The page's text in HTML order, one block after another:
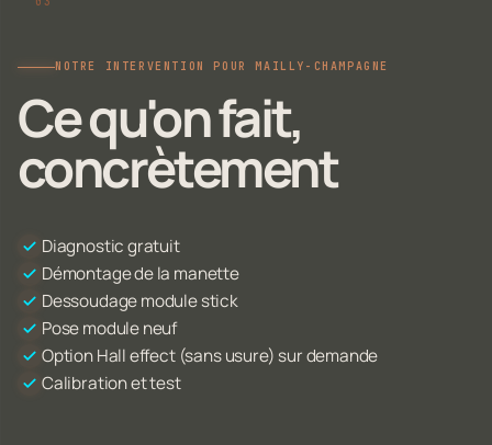
NOTRE INTERVENTION POUR MAILLY-CHAMPAGNE
Ce qu'on fait,
concrètement
Diagnostic gratuit
Démontage de la manette
Dessoudage module stick
Pose module neuf
Option Hall effect (sans usure) sur demande
Calibration et test